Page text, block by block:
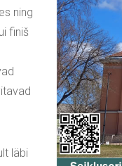
ning
finiš
läbi